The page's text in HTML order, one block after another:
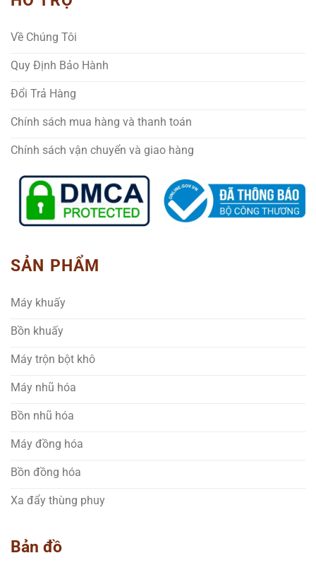
Về Chúng Tôi
Quy Định Bảo Hành
Đổi Trả Hàng
Chính sách mua hàng và thanh toán
Chính sách vận chuyển và giao hàng
SẢN PHẨM
Máy khuấy
Bồn khuấy
Máy trộn bột khô
Máy nhũ hóa
Bồn nhũ hóa
Máy đồng hóa
Bồn đồng hóa
Xa đẩy thùng phuy
Bản đồ